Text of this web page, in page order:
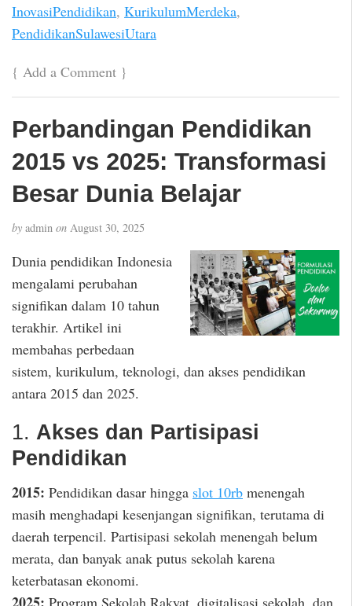
InovasiPendidikan, KurikulumMerdeka,
PendidikanSulawesiUtara
{ Add a Comment }
Perbandingan Pendidikan
2015 vs 2025: Transformasi
Besar Dunia Belajar
by admin on August 30, 2025
Dunia pendidikan Indonesia
mengalami perubahan
signifikan dalam 10 tahun
terakhir. Artikel ini
membahas perbedaan
sistem, kurikulum, teknologi, dan akses pendidikan
antara 2015 dan 2025.
1. Akses dan Partisipasi
Pendidikan
2015: Pendidikan dasar hingga slot 10rb menengah
masih menghadapi kesenjangan signifikan, terutama di
daerah terpencil. Partisipasi sekolah menengah belum
merata, dan banyak anak putus sekolah karena
keterbatasan ekonomi.
Program Sekolah Rakyat, digitalisasi sekolah, dan